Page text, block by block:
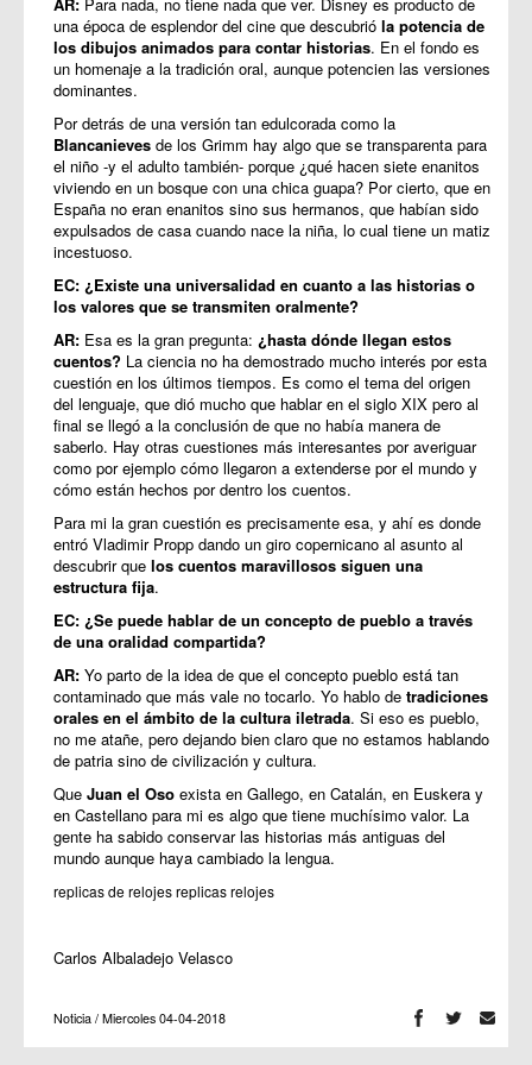
una época de esplendor del cine que descubrió la potencia de
los dibujos animados para contar historias. En el fondo es
un homenaje a la tradición oral, aunque potencien las versiones
dominantes.
Por detrás de una versión tan edulcorada como la
Blancanieves de los Grimm hay algo que se transparenta para
el niño -y el adulto también- porque ¿qué hacen siete enanitos
viviendo en un bosque con una chica guapa? Por cierto, que en
España no eran enanitos sino sus hermanos, que habían sido
expulsados de casa cuando nace la niña, lo cual tiene un matiz
incestuoso.
EC: ¿Existe una universalidad en cuanto a las historias o
los valores que se transmiten oralmente?
AR: Esa es la gran pregunta: ¿hasta dónde llegan estos
cuentos? La ciencia no ha demostrado mucho interés por esta
cuestión en los últimos tiempos. Es como el tema del origen
del lenguaje, que dió mucho que hablar en el siglo XIX pero al
final se llegó a la conclusión de que no había manera de
saberlo. Hay otras cuestiones más interesantes por averiguar
como por ejemplo cómo llegaron a extenderse por el mundo y
cómo están hechos por dentro los cuentos.
Para mi la gran cuestión es precisamente esa, y ahí es donde
entró Vladimir Propp dando un giro copernicano al asunto al
descubrir que los cuentos maravillosos siguen una
estructura fija.
EC: ¿Se puede hablar de un concepto de pueblo a través
de una oralidad compartida?
AR: Yo parto de la idea de que el concepto pueblo está tan
contaminado que más vale no tocarlo. Yo hablo de tradiciones
orales en el ámbito de la cultura iletrada. Si eso es pueblo,
no me atañe, pero dejando bien claro que no estamos hablando
de patria sino de civilización y cultura.
Que Juan el Oso exista en Gallego, en Catalán, en Euskera y
en Castellano para mi es algo que tiene muchísimo valor. La
gente ha sabido conservar las historias más antiguas del
mundo aunque haya cambiado la lengua.
replicas de relojesreplicas relojes
Carlos Albaladejo Velasco
Noticia / Miercoles 04-04-2018